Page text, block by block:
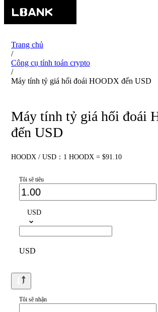
Trang chủ
/
Công cụ tính toán crypto
/
Máy tính tỷ giá hối đoái HOODX đến USD
Máy tính tỷ giá hối đoái
đến USD
HOODX / USD：1 HOODX = $91.10
Tôi sẽ tiêu
USD
USD
Tôi sẽ nhận